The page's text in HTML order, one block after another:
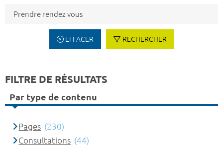
EFFACER RECHERCHER
FILTRE DE RÉSULTATS
Par type de contenu
Pages (230)
Consultations (44)